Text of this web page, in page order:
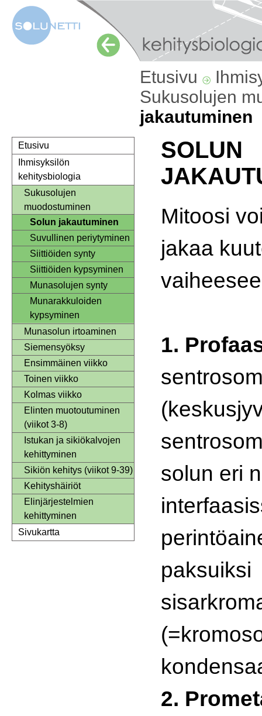
Etusivu
Sukusolujen
jakautuminen
Etusivu
Ihmisyksilön
kehitysbiologia
Sukusolujen
muodostuminen
Solun jakautuminen
Suvullinen periytyminen
Siittiöiden synty
Siittiöiden kypsyminen
Munasolujen synty
Munarakkuloiden
kypsyminen
Munasolun irtoaminen
Siemensyöksy
Ensimmäinen viikko
Toinen viikko
Kolmas viikko
Elinten muotoutuminen
(viikot 3-8)
Istukan ja sikiökalvojen
kehittyminen
Sikiön kehitys (viikot 9-39)
Kehityshäiriöt
Elinjärjestelmien
kehittyminen
Sivukartta
SOLUN
Mitoosi
jakaa
1.
solun eri
paksuiksi
2.